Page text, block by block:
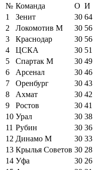
№ Команда О И
1
Зенит 30 64
2
Локомотив М 30 56
3
Краснодар 30 56
4
ЦСКА 30 51
5
Спартак М 30 49
6
Арсенал 30 46
7
Оренбург 30 43
8
Ахмат 30 42
9
Ростов 30 41
10 Урал 30 38
11 Рубин 30 36
12 Динамо М 30 33
13 Крылья Советов 30 28
14 Уфа 30 26